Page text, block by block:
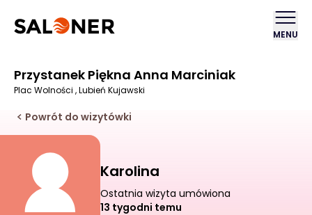
MENU
Przystanek Piękna Anna Marciniak
Plac Wolności , Lubień Kujawski
Powrót do wizytówki
Karolina
Ostatnia wizyta umówiona
13 tygodni temu